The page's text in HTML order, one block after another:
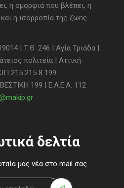
η ομορφιά που βλέπει, η
η ισορροπία της ζωnς
| Τ.Θ. 246 | Αγία Τριάδα |
πολιτεία | Αττική
215 215 8 199
199 | Ε.Α.Ε.Α. 112
δελτία
μας νέα στο mail σας